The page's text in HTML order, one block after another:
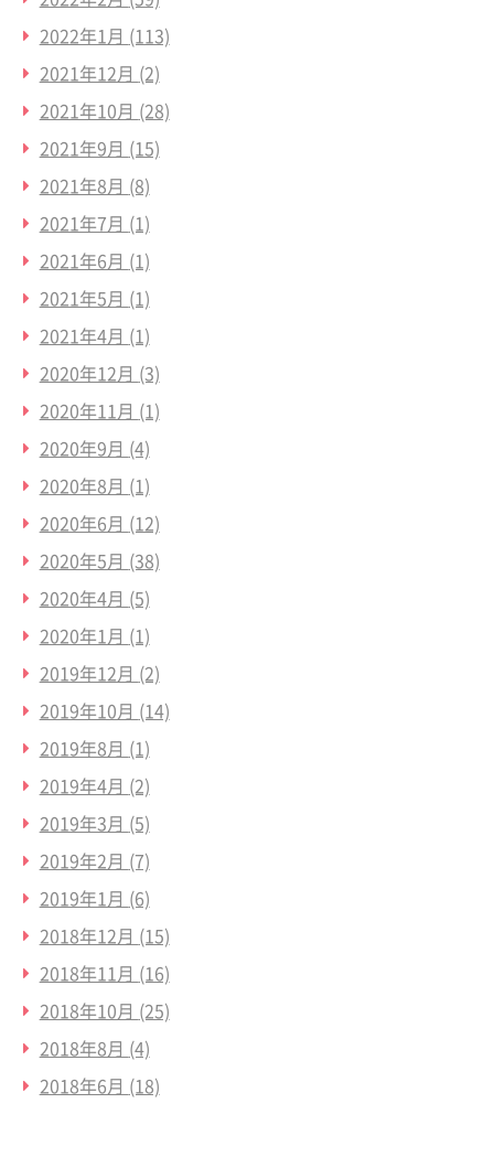
2022年1月 (113)
2021年12月 (2)
2021年10月 (28)
2021年9月 (15)
2021年8月 (8)
2021年7月 (1)
2021年6月 (1)
2021年5月 (1)
2021年4月 (1)
2020年12月 (3)
2020年11月 (1)
2020年9月 (4)
2020年8月 (1)
2020年6月 (12)
2020年5月 (38)
2020年4月 (5)
2020年1月 (1)
2019年12月 (2)
2019年10月 (14)
2019年8月 (1)
2019年4月 (2)
2019年3月 (5)
2019年2月 (7)
2019年1月 (6)
2018年12月 (15)
2018年11月 (16)
2018年10月 (25)
2018年8月 (4)
2018年6月 (18)